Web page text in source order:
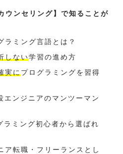
ウンセリング】で知ることが
ラミング言語とは？
しない学習の進め方
実に プログラミングを習得
エンジニアのマンツーマン
ラミング初心者から選ばれ
ア転職・フリーランスとし